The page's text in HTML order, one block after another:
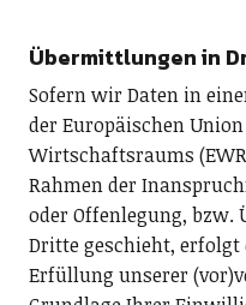
Übermittlungen in
Sofern wir Daten in
der Europäischen
Wirtschaftsraums
Rahmen der
oder Offenlegung, bzw.
Dritte geschieht,
Erfüllung unserer